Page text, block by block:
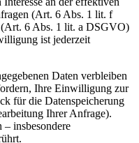
(Art. 6 Abs. 1 lit. f
6 Abs. 1 lit. a DSGVO)
ist jederzeit
Daten verbleiben
Ihre Einwilligung zur
für die Datenspeicherung
Ihrer Anfrage).
insbesondere